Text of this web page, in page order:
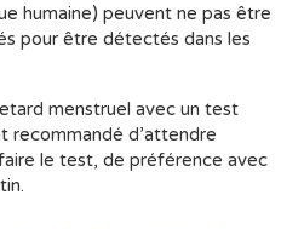
humaine) peuvent ne pas être
pour être détectés dans les
menstruel avec un test
recommandé d’attendre
le test, de préférence avec